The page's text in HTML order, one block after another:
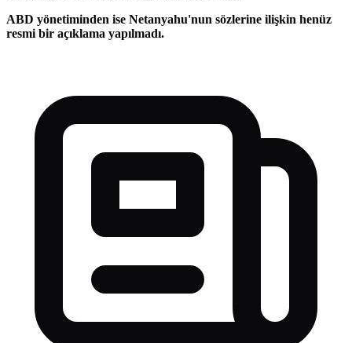
ABD yönetiminden ise Netanyahu'nun sözlerine ilişkin henüz
resmi bir açıklama yapılmadı.